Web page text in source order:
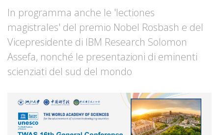
In programma anche le 'lectiones
magistrales' del premio Nobel Rosbash e del
Vicepresidente di IBM Research Solomon
Assefa, nonché le presentazioni di eminenti
scienziati del sud del mondo